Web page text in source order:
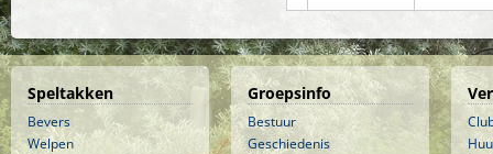
Speltakken
Bevers
Welpen
Groepsinfo
Bestuur
Geschiedenis